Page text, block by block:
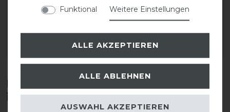
statt 62,50 €
Paar
ARTIKEL MERKEN
39,90 € *
1 Paar
ARTIKEL MERKEN
Diese Produkte könnten dich auch
interessieren
Funktional
Weitere Einstellungen
ALLE AKZEPTIEREN
ALLE ABLEHNEN
AUSWAHL AKZEPTIEREN